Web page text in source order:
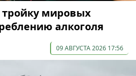
мировых
алкоголя
09 АВГУСТА 2026 17:56